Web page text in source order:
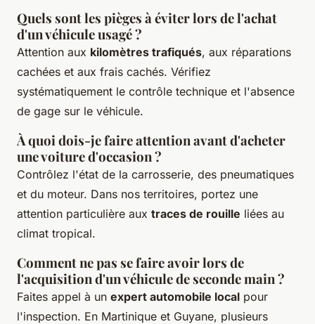
Quels sont les pièges à éviter lors de l'achat
d'un véhicule usagé ?
Attention aux kilomètres trafiqués, aux réparations
cachées et aux frais cachés. Vérifiez
systématiquement le contrôle technique et l'absence
de gage sur le véhicule.
À quoi dois-je faire attention avant d'acheter
une voiture d'occasion ?
Contrôlez l'état de la carrosserie, des pneumatiques
et du moteur. Dans nos territoires, portez une
attention particulière aux traces de rouille liées au
climat tropical.
Comment ne pas se faire avoir lors de
l'acquisition d'un véhicule de seconde main ?
Faites appel à un expert automobile local pour
l'inspection. En Martinique et Guyane, plusieurs